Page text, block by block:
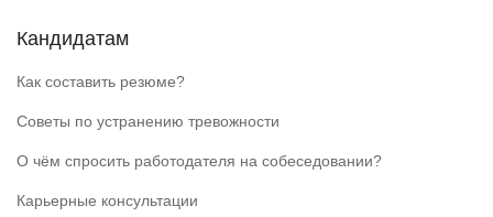
Кандидатам
Как составить резюме?
Советы по устранению тревожности
О чём спросить работодателя на собеседовании?
Карьерные консультации